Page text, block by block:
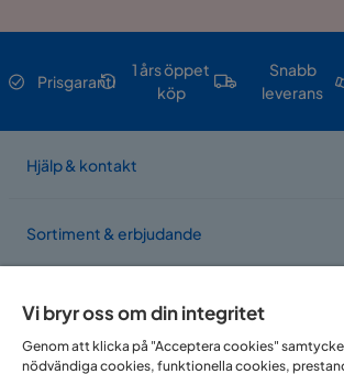
Prisgaranti
1 års öppet
köp
Snabb
leverans
Hjälp & kontakt
Sortiment & erbjudande
Vi bryr oss om din integritet
Genom att klicka på "Acceptera cookies"
nödvändiga cookies, funktionella cookies,